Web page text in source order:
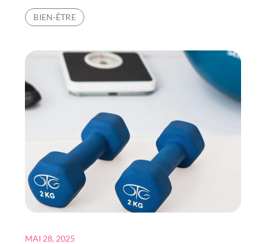
BIENFAITS
DU
D’ACUPRESSION
POUR
VOTRE
BIEN-
ÊTRE
BIEN-ÊTRE
Posted
MAI 28, 2025